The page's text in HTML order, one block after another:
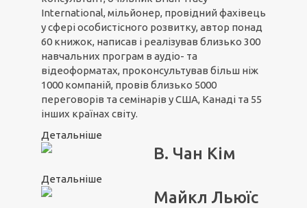
International, мільйонер, провідний фахівець
у сфері особистісного розвитку, автор понад
60 книжок, написав і реалізував близько 300
навчальних програм в аудіо- та
відеоформатах, проконсультував більш ніж
1000 компаній, провів близько 5000
переговорів та семінарів у США, Канаді та 55
інших країнах світу.
Детальніше
В. Чан Кім
Детальніше
Майкл Льюїс